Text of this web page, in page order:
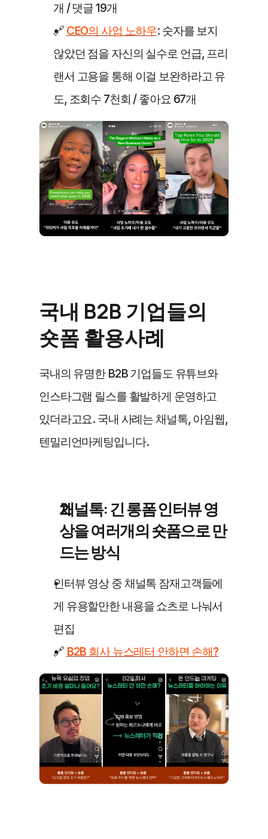
개 / 댓글 19개
🔗 CEO의 사업 노하우: 숫자를 보지
않았던 점을 자신의 실수로 언급, 프리
랜서 고용을 통해 이걸 보완하라고 유
도, 조회수 7천회 / 좋아요 67개
국내 B2B 기업들의
숏폼 활용사례
국내의 유명한 B2B 기업들도 유튜브와
인스타그램 릴스를 활발하게 운영하고
있더라고요. 국내 사례는 채널톡, 아임웹,
텐밀리언마케팅입니다.
채널톡: 긴 롱폼 인터뷰 영
상을 여러개의 숏폼으로 만
드는 방식
인터뷰 영상 중 채널톡 잠재고객들에
게 유용할만한 내용을 쇼츠로 나눠서
편집
🔗 B2B 회사 뉴스레터 안하면 손해?